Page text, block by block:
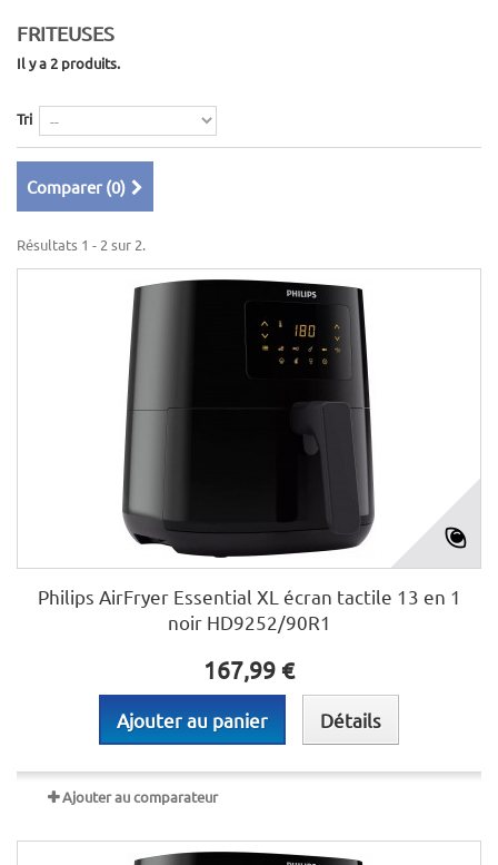
FRITEUSES
Il y a 2 produits.
Tri
Comparer (0)
Résultats 1 - 2 sur 2.
Philips AirFryer Essential XL écran tactile 13 en 1
noir HD9252/90R1
167,99 €
Ajouter au panier Détails
Ajouter au comparateur